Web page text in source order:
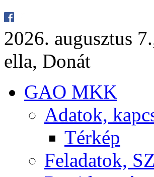
2026. au­gusz­tus
el­la, Do­nát
GAO MKK
Ada­tok,
Tér­kép
Fel­ada­tok,